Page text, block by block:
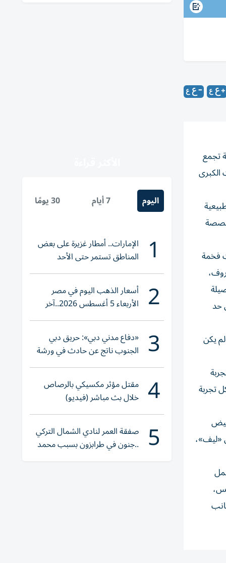
متكاملة تجمع
الكبرى
فخمة
حد
يكن
تجربة
«ليف»،
اليوم 7 أيام 30 يومًا
1 الإمارات.. أمطار غزيرة على بعض
المناطق تستمر حتى الأحد
2 أسعار الذهب اليوم في مصر
الأربعاء 5 أغسطس 2026..آخر
تحديث لعيار 21
3 «دفاع مدني دبي»: حريق دبي
الجنوب ناتج عن حادث في ورشة
ولا إصابات
4 مقتل مؤثر مكسيكي بالرصاص
خلال بث مباشر (فيديو)
5 صفقة العمر لنادي الشمال التركي
..جنون في طرابزون بسبب محمد